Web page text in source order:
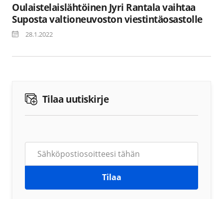
Oulaistelaislähtöinen Jyri Rantala vaihtaa
Suposta valtioneuvoston viestintäosastolle
28.1.2022
Tilaa uutiskirje
Tilaa